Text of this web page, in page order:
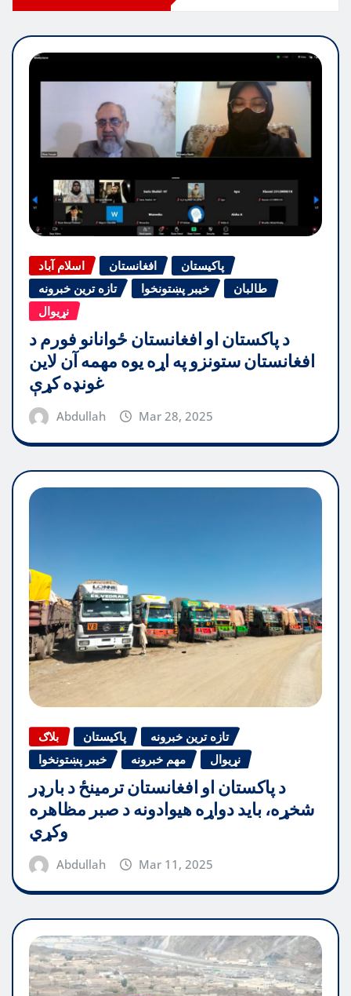
اسلام آباد افغانستان
پاکیستان
تازه ترین خبرونه
خیبر پښتونخوا
طالبان
نړیوال
د پاکستان او افغانستان ځوانانو فورم د
افغانستان ستونزو په اړه یوه مهمه آن لاین
غونډه کړې
Abdullah Mar 28, 2025
بلاګ پاکیستان
تازه ترین خبرونه
خیبر پښتونخوا
مهم خبرونه نړیوال
د پاکستان او افغانستان ترمینځ د بارډر
شخړه، باید دواړه هیوادونه د صبر مظاهره
وکړي
Abdullah Mar 11, 2025